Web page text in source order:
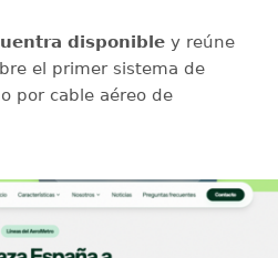
disponibley reúne
el primer sistema de
por cable aéreo de